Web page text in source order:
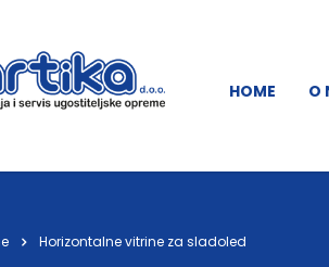
HOME O
Horizontalne vitrine za sladoled